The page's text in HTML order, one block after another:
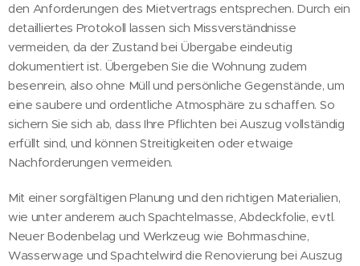
den Anforderungen des Mietvertrags entsprechen. Durch ein
detailliertes Protokoll lassen sich Missverständnisse
vermeiden, da der Zustand bei Übergabe eindeutig
dokumentiert ist. Übergeben Sie die Wohnung zudem
besenrein, also ohne Müll und persönliche Gegenstände, um
eine saubere und ordentliche Atmosphäre zu schaffen. So
sichern Sie sich ab, dass Ihre Pflichten bei Auszug vollständig
erfüllt sind, und können Streitigkeiten oder etwaige
Nachforderungen vermeiden.
Mit einer sorgfältigen Planung und den richtigen Materialien,
wie unter anderem auch Spachtelmasse, Abdeckfolie, evtl.
Neuer Bodenbelag und Werkzeug wie Bohrmaschine,
Wasserwage und Spachtelwird die Renovierung bei Auszug